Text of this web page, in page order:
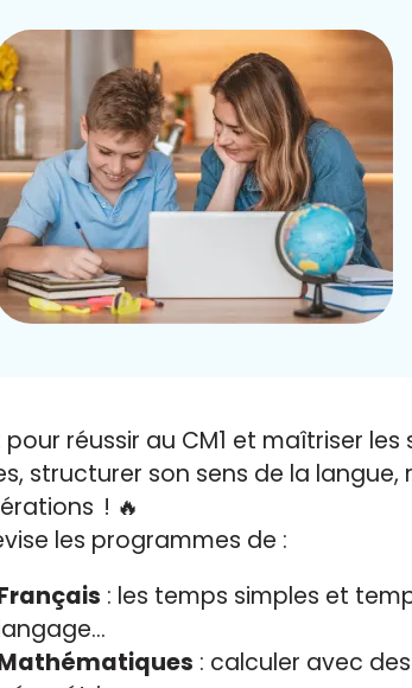
réussir au CM1 et maîtriser les
structurer son sens de la
! 🔥
les programmes de :
: les temps simples et
: calculer avec